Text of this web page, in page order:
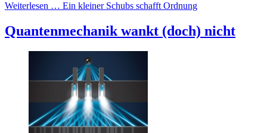
Weiterlesen … Ein kleiner Schubs schafft Ordnung
Quantenmechanik wankt (doch) nicht